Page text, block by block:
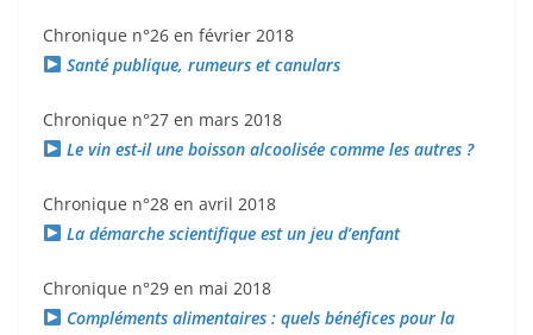
Chronique n°26 en février 2018
Santé publique, rumeurs et canulars
Chronique n°27 en mars 2018
Le vin est-il une boisson alcoolisée comme les autres ?
Chronique n°28 en avril 2018
La démarche scientifique est un jeu d’enfant
Chronique n°29 en mai 2018
Compléments alimentaires : quels bénéfices pour la